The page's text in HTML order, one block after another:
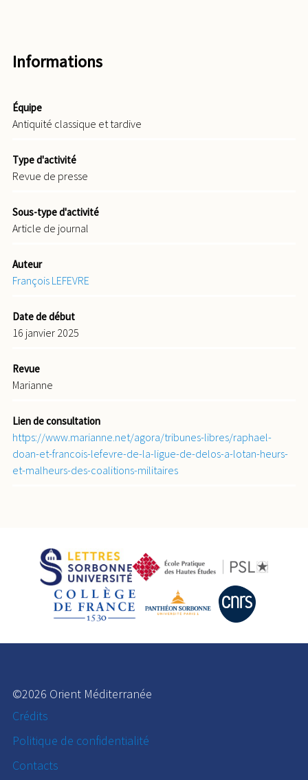
Informations
Équipe
Antiquité classique et tardive
Type d'activité
Revue de presse
Sous-type d'activité
Article de journal
Auteur
François LEFEVRE
Date de début
16 janvier 2025
Revue
Marianne
Lien de consultation
https://www.marianne.net/agora/tribunes-libres/raphael-
doan-et-francois-lefevre-de-la-ligue-de-delos-a-lotan-heurs-
et-malheurs-des-coalitions-militaires
©2026 Orient Méditerranée
Crédits
Politique de confidentialité
Contacts